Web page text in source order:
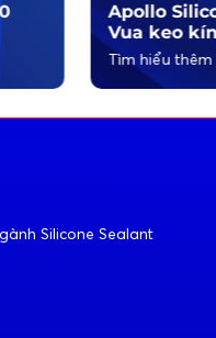
Apollo
Vua keo
Tìm hiểu thêm
Silicone Sealant